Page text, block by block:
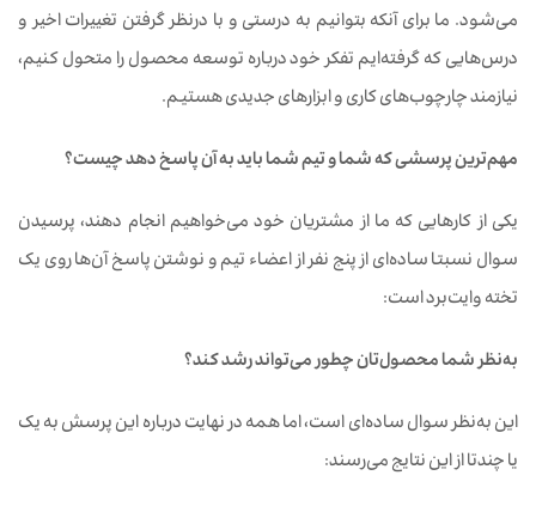
می‌شود. ما برای آنکه بتوانیم به درستی و با درنظر گرفتن تغییرات اخیر و
درس‌هایی که گرفته‌ایم تفکر خود درباره توسعه محصول را متحول کنیم،
نیازمند چارچوب‌های کاری و ابزارهای جدیدی هستیم.
مهمترین پرسشی که شما و تیم شما باید به آن پاسخ دهد چیست؟
یکی از کارهایی که ما از مشتریان خود می‌خواهیم انجام دهند، پرسیدن
سوال نسبتا ساده‌ای از پنج نفر از اعضاء تیم و نوشتن پاسخ آن‌ها روی یک
تخته وایت‌برد است:
به‌نظر شما محصول‌تان چطور می‌تواند رشد کند؟
این به‌نظر سوال ساده‌ای است، اما همه در نهایت درباره این پرسش به یک
یا چندتا از این نتایج می‌رسند: